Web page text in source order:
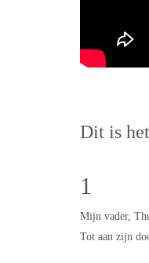
Dit is
1
Mijn vader,
Tot aan zijn